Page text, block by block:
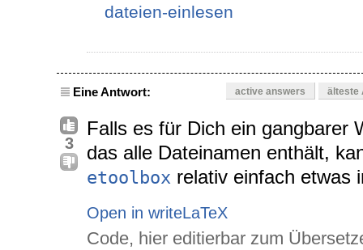
dateien-einlesen
Eine Antwort: active answers älteste
3
Falls es für Dich ein gangbarer
das alle Dateinamen enthält,
etoolbox relativ einfach etwas
Open in writeLaTeX
Code, hier editierbar zum